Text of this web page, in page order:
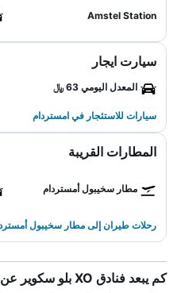
Amstel Station
سيارت ايجار
المعدل اليومي 63 ﷼
سيارات للاستئجار في امستردام
المطارات القريبة
مطار سخيبول أمستردام
رحلات طيران إلى مطار سخيبول
كم يبعد فنادق XO بلو سكوير عن Westergasfabriek؟